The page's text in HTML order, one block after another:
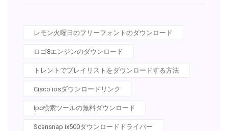
レモン火曜日のフリーフォントのダウンロード
ロゴ8エンジンのダウンロード
トレントでプレイリストをダウンロードする方法
Cisco iosダウンロードリンク
Ipc検索ツールの無料ダウンロード
Scansnap ix500ダウンロードドライバー